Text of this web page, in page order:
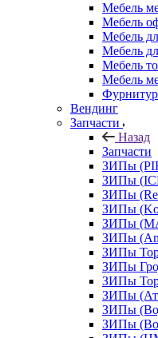
Мебель
Мебель
Мебель
Мебель
Мебель
Мебель
Вендинг
Запчасти
Назад
Запчасти
ЗИПы
ЗИПы
ЗИПы
ЗИПы
ЗИПы
ЗИПы
ЗИПы
ЗИПы
ЗИПы
ЗИПы
ЗИПы
ЗИПы